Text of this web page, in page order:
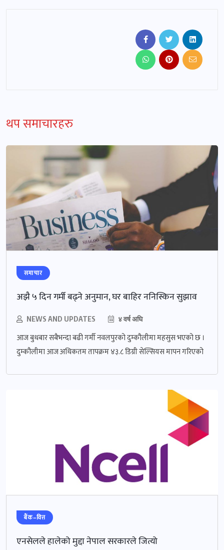
थप समाचारहरु
समाचार
अझै ५ दिन गर्मी बढ्ने अनुमान, घर बाहिर ननिस्किन सुझाव
NEWS AND UPDATES ४ वर्ष अघि
आज बुधबार सबैभन्दा बढी गर्मी नवलपुरको दुम्कौलीमा महसुस भएको छ ।
दुम्कौलीमा आज अधिकतम तापक्रम ४३.८ डिग्री सेल्सियस मापन गरिएको
बैंक–वित्त
एनसेलले हालेको मुद्दा नेपाल सरकारले जित्यो